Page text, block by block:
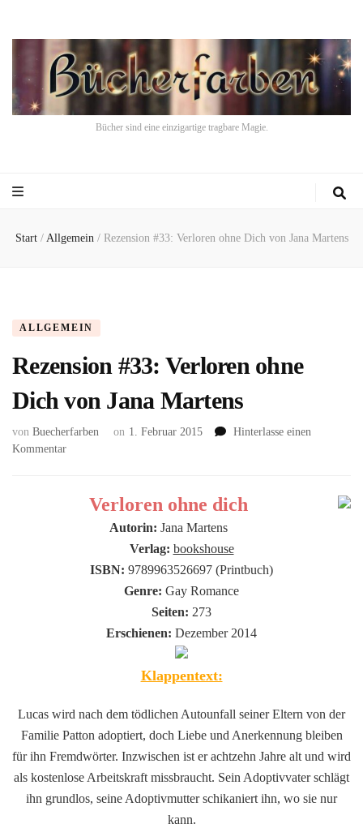
Bücher sind eine einzigartige tragbare Magie.
Start / Allgemein / Rezension #33: Verloren ohne Dich von Jana Martens
ALLGEMEIN
Rezension #33: Verloren ohne
Dich von Jana Martens
von Buecherfarben on 1. Februar 2015
Hinterlasse einen
Kommentarzu
VerlorenVerloren ohne dich
Autorin: Jana Martens
Verlag: bookshouse
ISBN: 9789963526697 (Printbuch)
Genre: Gay Romance
Seiten: 273
Erschienen: Dezember 2014
Klappentext:
Lucas wird nach dem tödlichen Autounfall seiner Eltern von der
Familie Patton adoptiert, doch Liebe und Anerkennung bleiben
für ihn Fremdwörter. Inzwischen ist er achtzehn Jahre alt und wird
als kostenlose Arbeitskraft missbraucht. Sein Adoptivvater schlägt
ihn grundlos, seine Adoptivmutter schikaniert ihn, wo sie nur
kann.